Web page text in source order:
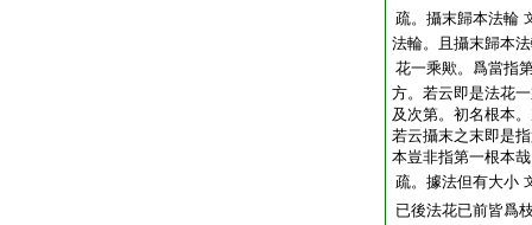
疏。攝末歸本法輪
法輪。且攝末歸本
花一乘歟。爲當指
方。若云即是法花
及次第。初名根本
若云攝末之末即是
本豈非指第一根本
疏。據法但有大小
已後法花已前皆爲